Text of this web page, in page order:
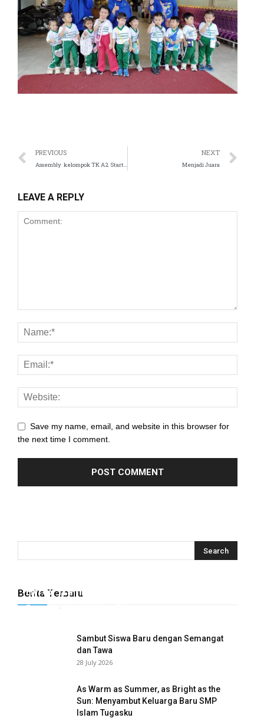
PREVIOUS
Assembly kelompok TK A2 Start Up, Apa Itu?
NEXT
Menjadi Juara
LEAVE A REPLY
Save my name, email, and website in this browser for
the next time I comment.
Berita Terbaru
Hyrox Training x Extracuriculer Exhabition
Tugasku -
Sambut Siswa Baru dengan Semangat
dan Tawa
28 July 2026
As Warm as Summer, as Bright as the
Sun: Menyambut Keluarga Baru SMP
Islam Tugasku